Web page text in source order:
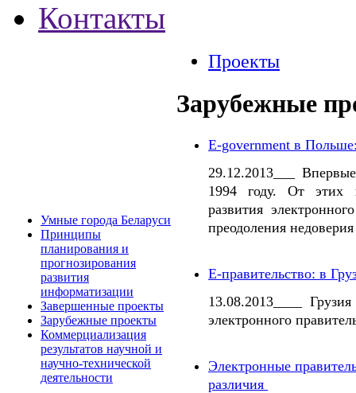
Контакты
Умные города Беларуси
Принципы
планирования и
прогнозирования
развития
информатизации
Завершенные проекты
Зарубежные проекты
Коммерциализация
результатов научной и
научно-технической
деятельности
Проекты
Зарубежные
E-government в
29.12.2013___
1994 году. От этих
развития
преодоления
Е-правительство: в
13.08.2013____
электронного
Электронные
различия